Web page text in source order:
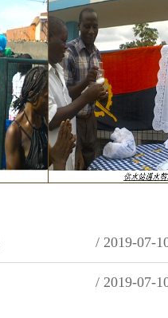
/ 2019-07-
/ 2019-07-